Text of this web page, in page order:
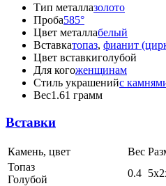
Тип металлазолото
Проба585°
Цвет металлабелый
Вставкатопаз, фианит
Цвет вставкиголубой
Для когоженщинам
Стиль украшенийс
Вес1.61 грамм
Вставки
Камень, цвет Вес
Топаз
Голубой
0.4